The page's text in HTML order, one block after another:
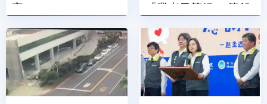
害
「業者早等候」 簡舒